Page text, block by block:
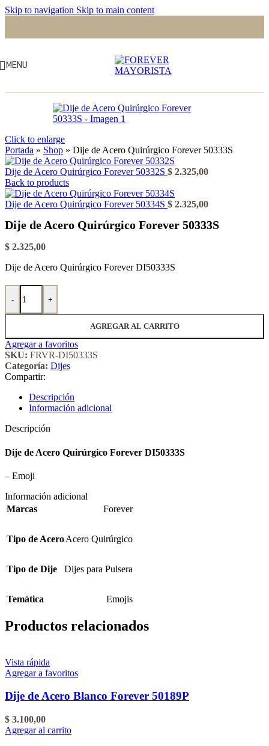
Skip to navigation Skip to main content
MENU
Click to enlarge
Portada » Shop » Dije de Acero Quirúrgico Forever 50333S
Dije de Acero Quirúrgico Forever 50332S $ 2.325,00
Back to products
Dije de Acero Quirúrgico Forever 50334S $ 2.325,00
Dije de Acero Quirúrgico Forever 50333S
$ 2.325,00
Dije de Acero Quirúrgico Forever DI50333S
-
Dije de Acero Quirúrgico Forever 50333S cantidad
+
AGREGAR AL CARRITO
Agregar a favoritos
SKU: FRVR-DI50333S
Categoría: Dijes
Compartir:
Descripción
Información adicional
Descripción
Dije de Acero Quirúrgico Forever DI50333S
– Emoji
Información adicional
Marcas
Forever
Tipo de AceroAcero Quirúrgico
Tipo de Dije Dijes para Pulsera
Temática Emojis
Productos relacionados
Vista rápida
Agregar a favoritos
Dije de Acero Blanco Forever 50189P
$ 3.100,00
Agregar al carrito